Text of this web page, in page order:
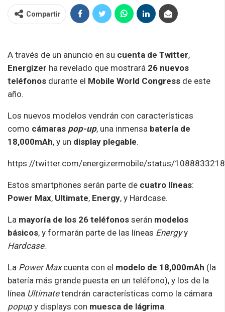
Compartir
A través de un anuncio en su cuenta de Twitter,
Energizer ha revelado que mostrará 26 nuevos
teléfonos durante el Mobile World Congress de este
año.
Los nuevos modelos vendrán con características
como cámaras pop-up, una inmensa batería de
18,000mAh, y un display plegable.
https://twitter.com/energizermobile/status/
Estos smartphones serán parte de cuatro líneas:
Power Max, Ultimate, Energy, y Hardcase.
La mayoría de los 26 teléfonos serán modelos
básicos, y formarán parte de las líneas Energyy
Hardcase.
La Power Maxcuenta con el modelo de 18,000mAh (la
batería más grande puesta en un teléfono), y los de la
línea Ultimatetendrán características como la cámara
popupy displays con muesca de lágrima.